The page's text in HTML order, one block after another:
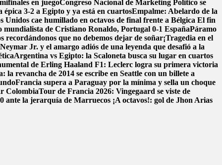
en juegoCongreso Nacional de Marketing Político se
3-2 a Egipto y ya está en cuartosEmpalme: Abelardo de la
cae humillado en octavos de final frente a Bélgica El fin
de Cristiano Ronaldo, Portugal 0-1 EspañaPáramo
recordándonos que no debemos dejar de soñar¡Tragedia en el
Jr. y el amargo adiós de una leyenda que desafió a la
Argentina vs Egipto: la Scaloneta busca su lugar en cuartos
de Erling Haaland F1: Leclerc logra su primera victoria
la revancha de 2014 se escribe en Seattle con un billete a
Francia supera a Paraguay por la mínima y sella un choque
ColombiaTour de Francia 2026: Vingegaard se viste de
ante la jerarquía de Marruecos ¡A octavos!: gol de Jhon Arias